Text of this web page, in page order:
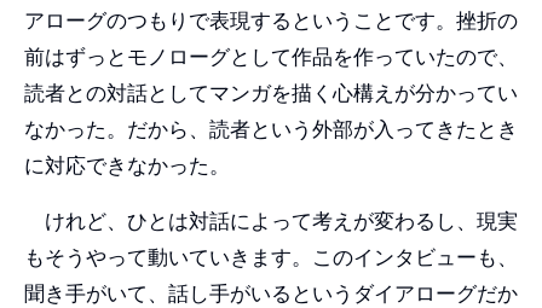
アローグのつもりで表現するということです。挫折の
前はずっとモノローグとして作品を作っていたので、
読者との対話としてマンガを描く心構えが分かってい
なかった。だから、読者という外部が入ってきたとき
に対応できなかった。
けれど、ひとは対話によって考えが変わるし、現実
もそうやって動いていきます。このインタビューも、
聞き手がいて、話し手がいるというダイアローグだか